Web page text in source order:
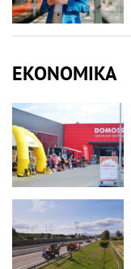
EKONOMIKA